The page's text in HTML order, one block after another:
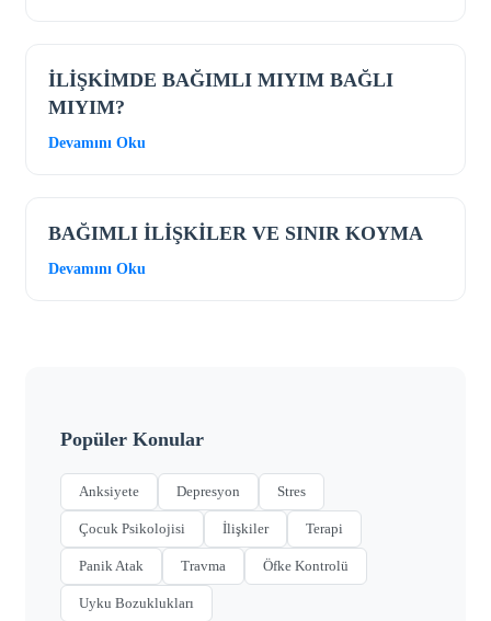
İLİŞKİMDE BAĞIMLI MIYIM BAĞLI
MIYIM?
Devamını Oku
BAĞIMLI İLİŞKİLER VE SINIR KOYMA
Devamını Oku
Popüler Konular
Anksiyete Depresyon Stres
Çocuk Psikolojisi İlişkiler Terapi
Panik Atak Travma Öfke Kontrolü
Uyku Bozuklukları